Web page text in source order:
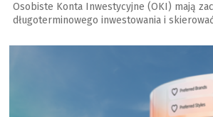
Osobiste Konta Inwestycyjne (OKI) mają
długoterminowego inwestowania i
a